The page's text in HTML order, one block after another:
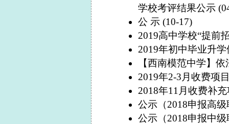
学校考评结果公示
公 示 (10-17)
2019高中学校“提前
2019年初中毕业升
【西南模范中学】
2019年2-3月收费项
2018年11月收费补
公示（2018申报高
公示（2018申报中